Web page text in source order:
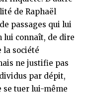
de Raphaël
passages qui lui
lui connaît, de dire
la société
ne justifie pas
par dépit,
se tuer lui-même